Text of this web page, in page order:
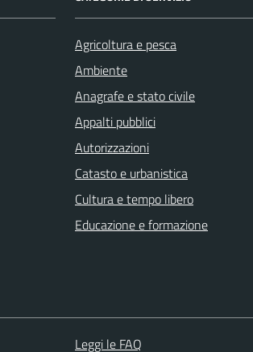
Agricoltura e pesca
Ambiente
Anagrafe e stato civile
Appalti pubblici
Autorizzazioni
Catasto e urbanistica
Cultura e tempo libero
Educazione e formazione
Leggi le FAQ